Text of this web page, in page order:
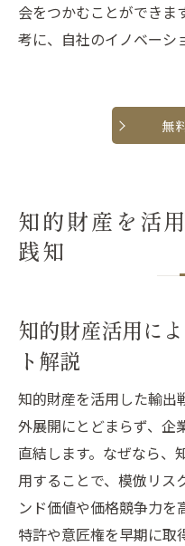
会をつかむことができま
考に、自社のイノベーシ
無
知的財産を活
践知
知的財産活用に
ト解説
知的財産を活用した輸出
外展開にとどまらず、企
直結します。なぜなら、
用することで、模倣リス
ンド価値や価格競争力を
特許や意匠権を早期に取